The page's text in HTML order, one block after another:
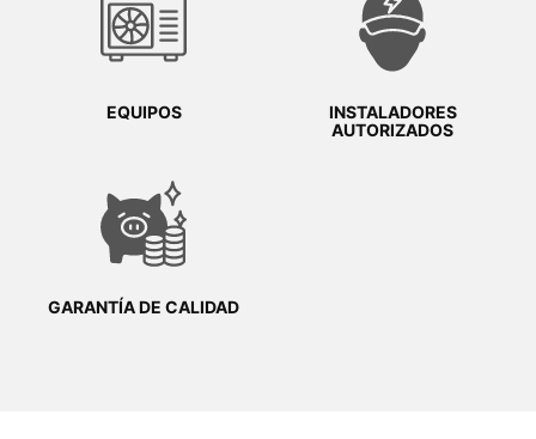
EQUIPOS
INSTALADORES
AUTORIZADOS
GARANTÍA DE CALIDAD